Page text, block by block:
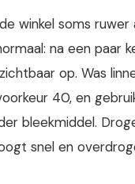
winkel soms ruwer
na een paar
op. Was
40, en
bleekmiddel.
snel en